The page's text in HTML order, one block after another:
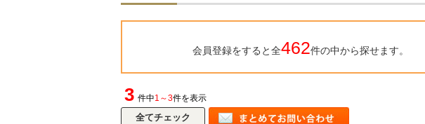
会員登録をすると全462件の中から探せます。
3 件中1～3件を表示